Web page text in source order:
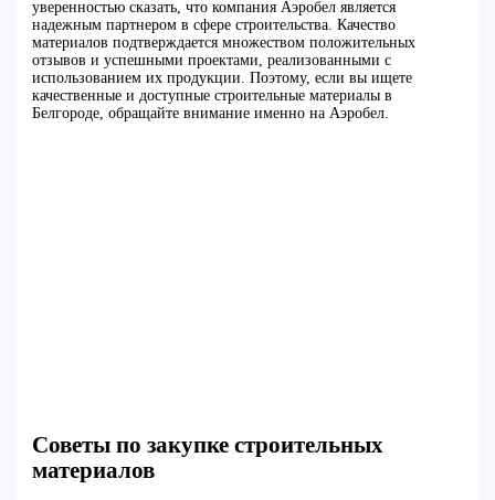
уверенностью сказать, что компания Аэробел является
надежным партнером в сфере строительства. Качество
материалов подтверждается множеством положительных
отзывов и успешными проектами, реализованными с
использованием их продукции. Поэтому, если вы ищете
качественные и доступные строительные материалы в
Белгороде, обращайте внимание именно на Аэробел.
Советы по закупке строительных
материалов